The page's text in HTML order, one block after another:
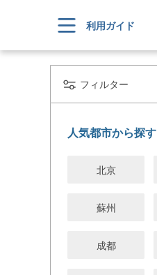
利用ガイド
フィルター
人気都市から探す
北京
蘇州
成都